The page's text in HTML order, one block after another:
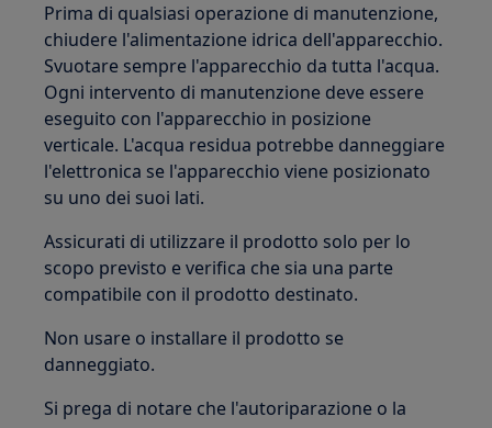
Prima di qualsiasi operazione di manutenzione,
chiudere l'alimentazione idrica dell'apparecchio.
Svuotare sempre l'apparecchio da tutta l'acqua.
Ogni intervento di manutenzione deve essere
eseguito con l'apparecchio in posizione
verticale. L'acqua residua potrebbe danneggiare
l'elettronica se l'apparecchio viene posizionato
su uno dei suoi lati.
Assicurati di utilizzare il prodotto solo per lo
scopo previsto e verifica che sia una parte
compatibile con il prodotto destinato.
Non usare o installare il prodotto se
danneggiato.
Si prega di notare che l'autoriparazione o la